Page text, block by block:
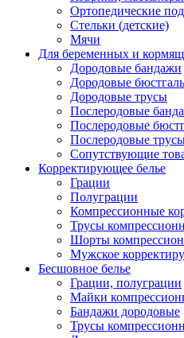
Ортопедические
Стельки (детские)
Мячи
Для беременных и
Дородовые бандажи
Дородовые
Дородовые трусы
Послеродовые
Послеродовые
Послеродовые
Сопутствующие
Корректирующее белье
Грации
Полуграции
Компрессионные
Трусы
Шорты
Мужское
Бесшовное белье
Грации, полуграции
Майки
Бандажи дородовые
Трусы